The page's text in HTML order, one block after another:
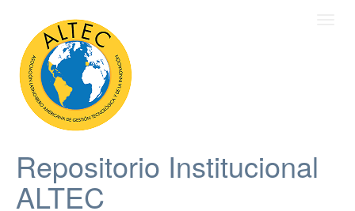
Repositorio Institucional
ALTEC